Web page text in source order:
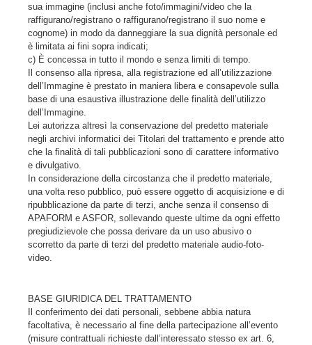
sua immagine (inclusi anche foto/immagini/video che la
raffigurano/registrano o raffigurano/registrano il suo nome e
cognome) in modo da danneggiare la sua dignità personale ed
è limitata ai fini sopra indicati;
c) È concessa in tutto il mondo e senza limiti di tempo.
Il consenso alla ripresa, alla registrazione ed all’utilizzazione
dell’Immagine è prestato in maniera libera e consapevole sulla
base di una esaustiva illustrazione delle finalità dell’utilizzo
dell’Immagine.
Lei autorizza altresì la conservazione del predetto materiale
negli archivi informatici dei Titolari del trattamento e prende atto
che la finalità di tali pubblicazioni sono di carattere informativo
e divulgativo.
In considerazione della circostanza che il predetto materiale,
una volta reso pubblico, può essere oggetto di acquisizione e di
ripubblicazione da parte di terzi, anche senza il consenso di
APAFORM e ASFOR, sollevando queste ultime da ogni effetto
pregiudizievole che possa derivare da un uso abusivo o
scorretto da parte di terzi del predetto materiale audio-foto-
video.
BASE GIURIDICA DEL TRATTAMENTO
Il conferimento dei dati personali, sebbene abbia natura
facoltativa, è necessario al fine della partecipazione all’evento
(misure contrattuali richieste dall’interessato stesso ex art. 6,